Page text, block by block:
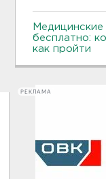
бесплатно:
как пройти
РЕКЛАМА